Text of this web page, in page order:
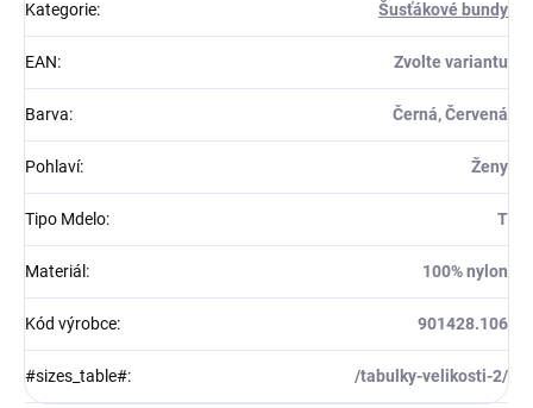
Kategorie: Šusťákové bundy
EAN: Zvolte variantu
Barva: Černá, Červená
Pohlaví: Ženy
Tipo Mdelo: T
Materiál : 100% nylon
Kód výrobce: 901428.106
#sizes_table#: /tabulky-velikosti-2/